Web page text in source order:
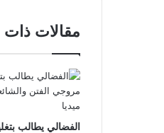
مقالات
الفضالي يطالب